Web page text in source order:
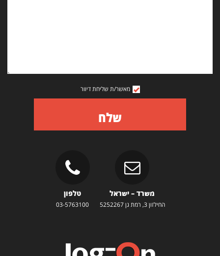
מאשר/ת שליחת דיוור
שלח
משרד – ישראל
החילזון 3, רמת גן 5252267
טלפון
03-5763100